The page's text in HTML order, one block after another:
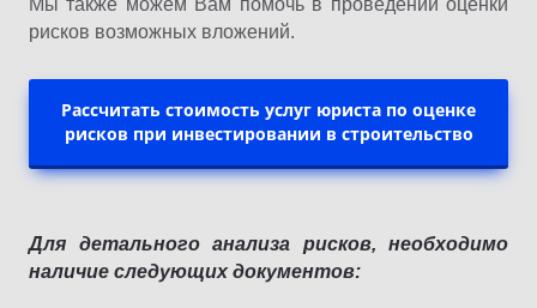
Мы также можем Вам помочь в проведении оценки
рисков возможных вложений.
Рассчитать стоимость услуг юриста по оценке
рисков при инвестировании в строительство
Для детального анализа рисков, необходимо
наличие следующих документов: